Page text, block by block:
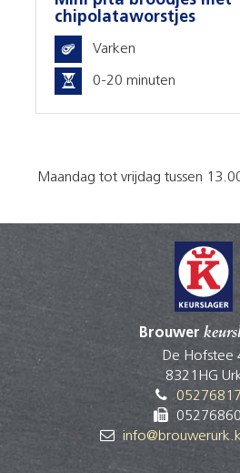
chipolataworstjes
Varken
0-20 minuten
Maandag tot vrijdag tussen
Brouwer
De Hofstee
8321HG